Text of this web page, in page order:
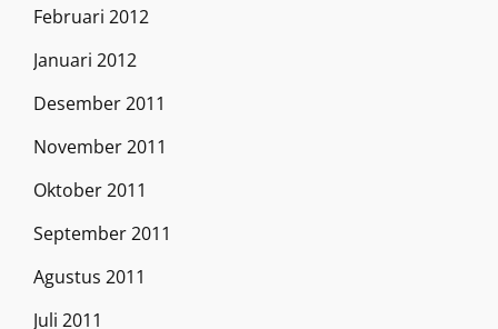
Februari 2012
Januari 2012
Desember 2011
November 2011
Oktober 2011
September 2011
Agustus 2011
Juli 2011